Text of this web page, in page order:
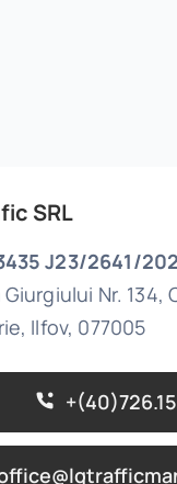
SRL
J23/2641/
Nr. 134,
Ilfov, 077005